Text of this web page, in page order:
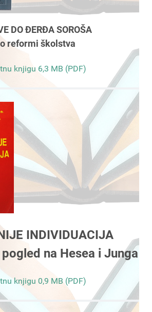
DO ĐERĐA SOROŠA
reformi školstva
knjigu 6,3 MB (PDF)
INDIVIDUACIJA
na Hesea i Junga
knjigu 0,9 MB (PDF)